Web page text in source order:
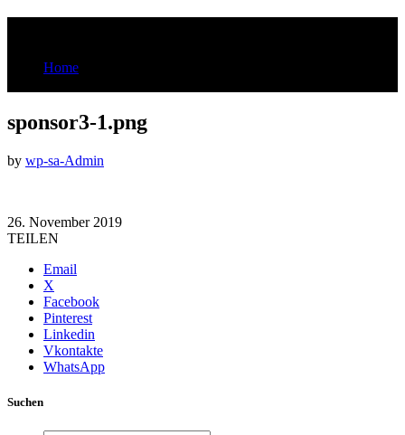
Home
sponsor3-1.png
by wp-sa-Admin
26. November 2019
TEILEN
Email
X
Facebook
Pinterest
Linkedin
Vkontakte
WhatsApp
Suchen